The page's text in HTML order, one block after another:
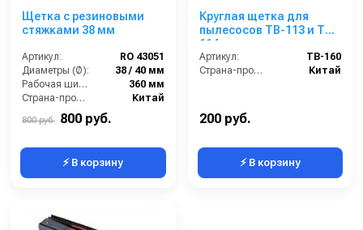
Щетка с резиновыми
стяжками 38 мм
Артикул:
RO 43051
Диаметры (Ø):
38 / 40 мм
Рабочая ширина:
360 мм
Страна-производитель:
Китай
800 руб. 800 руб.
⚡ В корзину
Круглая щетка для
пылесосов TB-113 и TB-
114
Артикул:
TB-160
Страна-производитель:
Китай
200 руб.
⚡ В корзину